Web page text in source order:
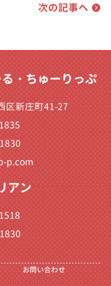
次の記事へ
・ちゅーりっぷ
区新庄町41-27
p.com
アン
お問い合わせ